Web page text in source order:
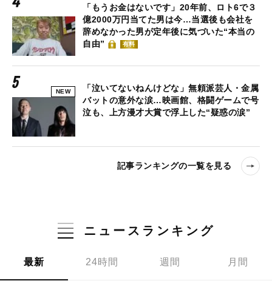
「もうお金はないです」20年前、ロト6で３
億2000万円当てた男は今…当選後も会社を
辞めなかった男が定年後に気づいた“本当の
自由”
有料
NEW
「泣いてないねんけどな」無頼派芸人・金属
バットの意外な涙…映画館、格闘ゲームで号
泣も、上方漫才大賞で浮上した“疑惑の涙”
記事ランキングの一覧を見る
ニュースランキング
最新 24時間 週間 月間